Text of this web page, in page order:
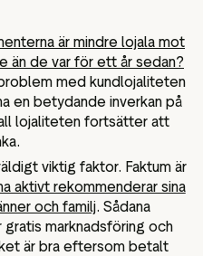
är mindre lojala mot
än de var för ett år sedan?
med kundlojaliteten
en betydande inverkan på
lojaliteten fortsätter att
viktig faktor. Faktum är
aktivt rekommenderar sina
och familj. Sådana
marknadsföring och
är bra eftersom betalt